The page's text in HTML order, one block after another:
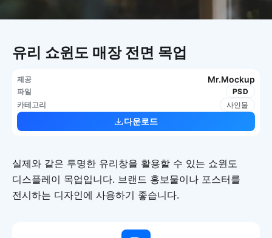
유리 쇼윈도 매장 전면 목업
제공 Mr.Mockup
파일
PSD
카테고리
사인물
다운로드
실제와 같은 투명한 유리창을 활용할 수 있는 쇼윈도
디스플레이 목업입니다. 브랜드 홍보물이나 포스터를
전시하는 디자인에 사용하기 좋습니다.